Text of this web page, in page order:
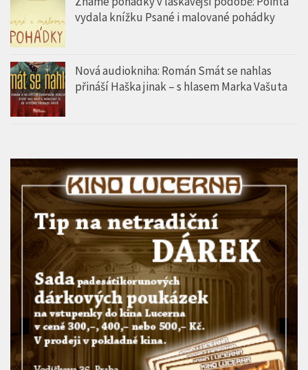
vydala knížku Psané i malované pohádky
Nová audiokniha: Román Smát se nahlas
přináší Haška jinak – s hlasem Marka Vašuta